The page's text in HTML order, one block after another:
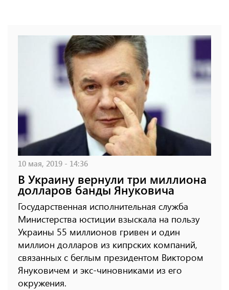
10 мая, 2019 - 14:36
В Украину вернули три миллиона
долларов банды Януковича
Государственная исполнительная служба
Министерства юстиции взыскала на пользу
Украины 55 миллионов гривен и один
миллион долларов из кипрских компаний,
связанных с беглым президентом Виктором
Януковичем и экс-чиновниками из его
окружения.